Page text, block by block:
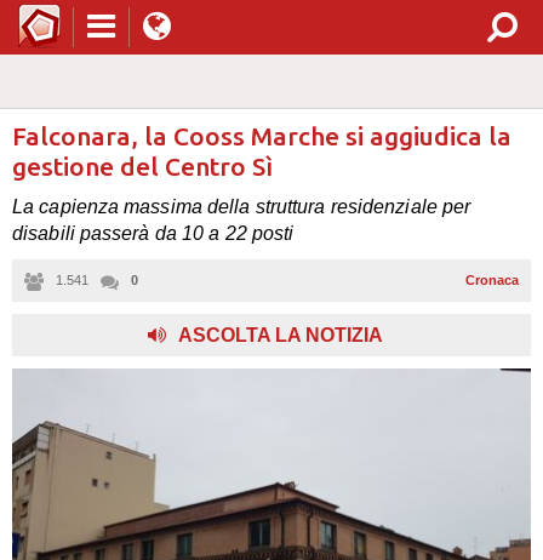
Falconara, la Cooss Marche si aggiudica la
gestione del Centro Sì
La capienza massima della struttura residenziale per
disabili passerà da 10 a 22 posti
1.541 0 Cronaca
ASCOLTA LA NOTIZIA